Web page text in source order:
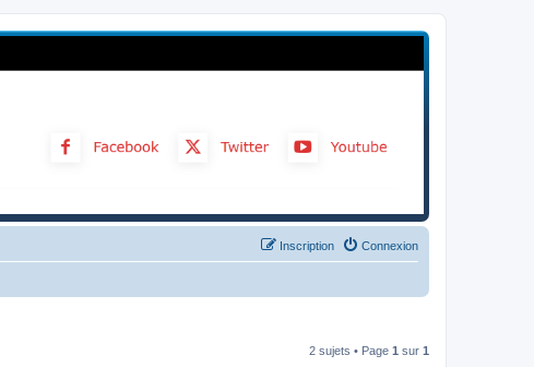
Connexion
Inscription
2 sujets • Page 1 sur 1